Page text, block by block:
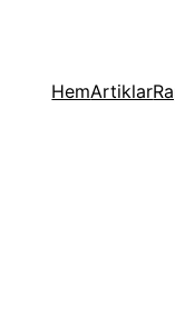
HemArtiklar